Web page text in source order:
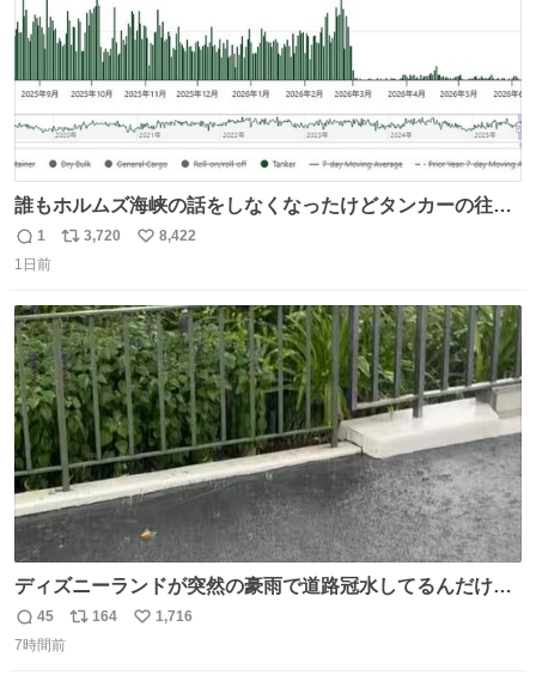
誰もホルムズ海峡の話をしなくなったけどタンカーの往来
は消滅したままですねと
返
信
1
リ
ト
数
3,720
い
数
8,422
1日前
ディズニーランドが突然の豪雨で道路冠水してるんだけど
☔️ この雨で今年初のミッションクールダウン中止。幾ら何
でもやばすぎだろ...
返
信
45
リ
164
い
1,716
7時間前